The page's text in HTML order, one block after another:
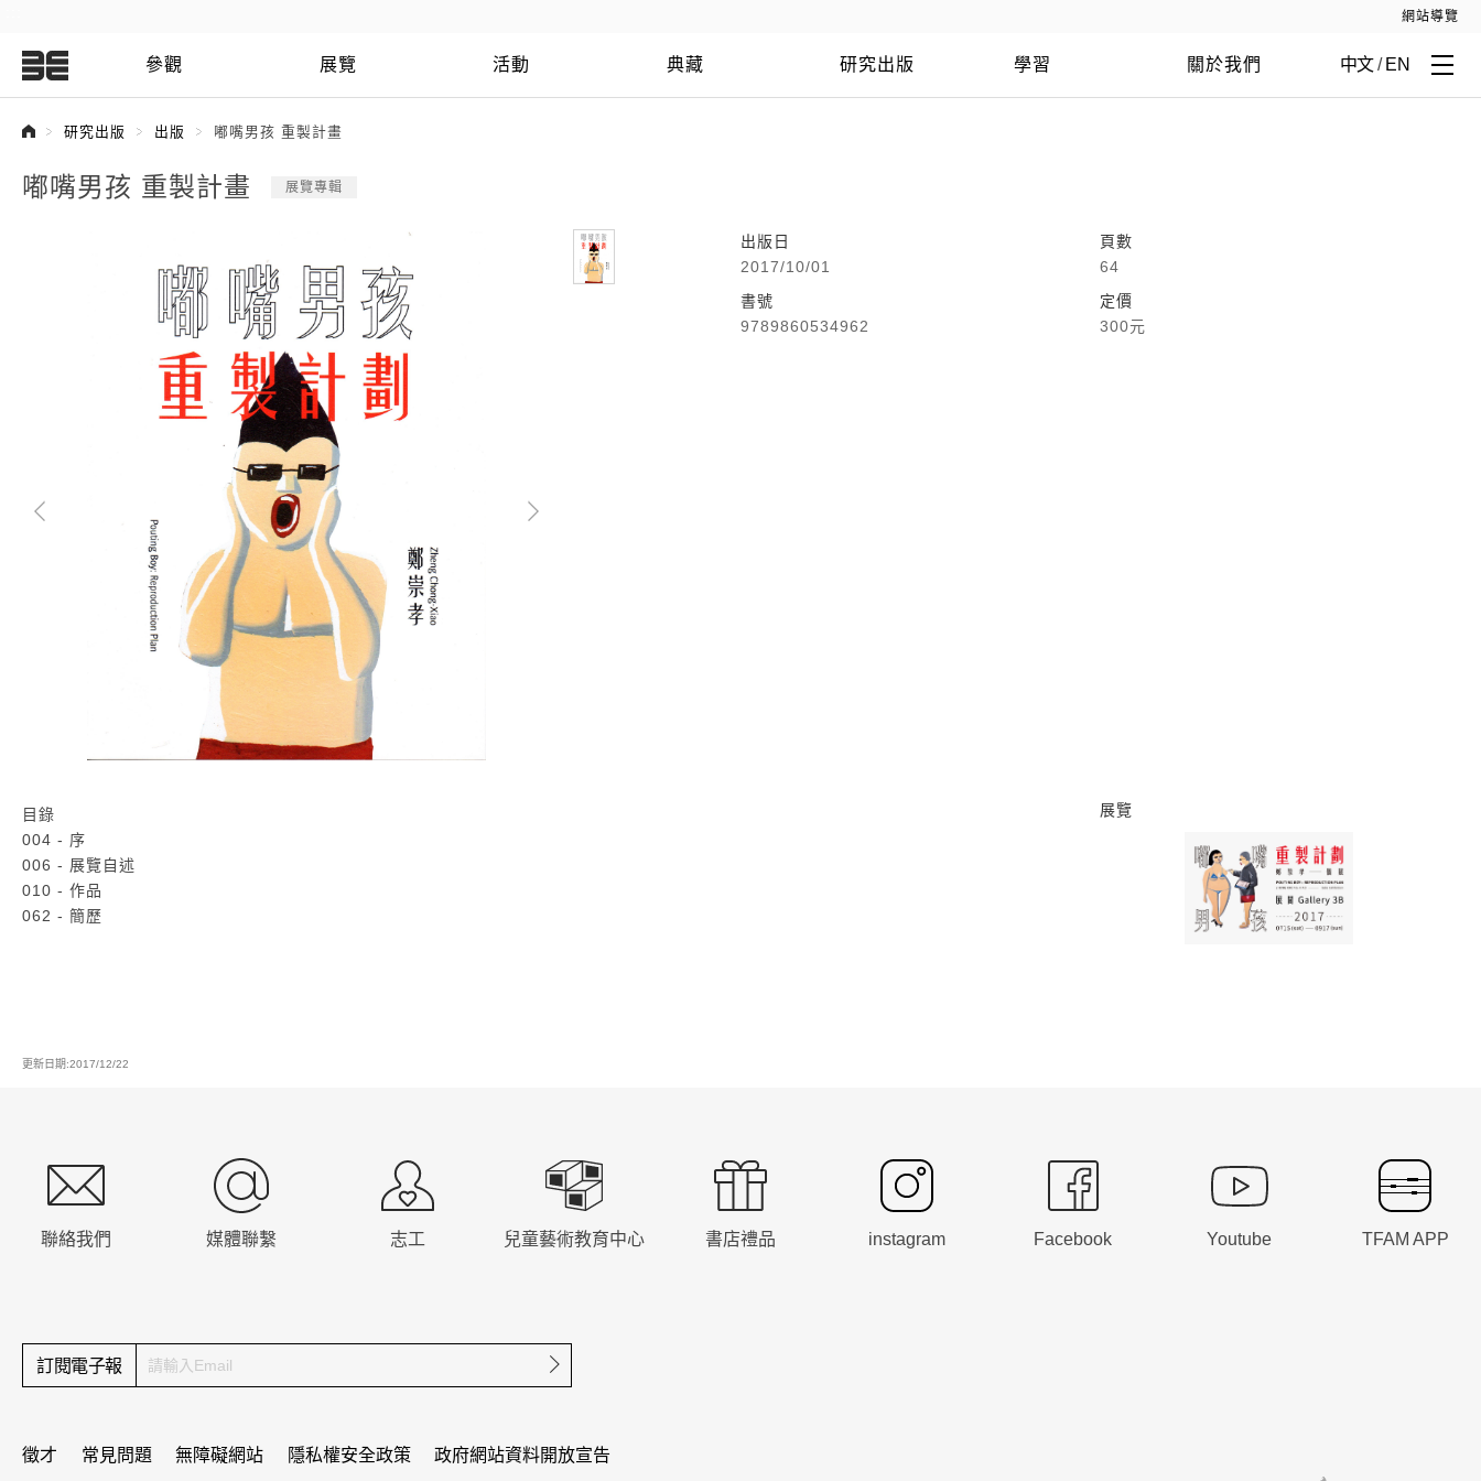
網站導覽
參觀 展覽 活動 典藏 研究出版 學習 關於我們 中文 / EN
研究出版 出版 嘟嘴男孩 重製計畫
嘟嘴男孩 重製計畫 展覽專輯
出版日
2017/10/01
書號
9789860534962
頁數
64
定價
300元
目錄
004 - 序
006 - 展覽自述
010 - 作品
062 - 簡歷
展覽
更新日期:2017/12/22
聯絡我們 媒體聯繫 志工 兒童藝術教育中心 書店禮品 instagram Facebook Youtube TFAM APP
訂閱電子報 確定送出
徵才 常見問題 無障礙網站 隱私權安全政策 政府網站資料開放宣告